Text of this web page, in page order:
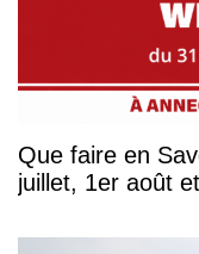
Que faire en